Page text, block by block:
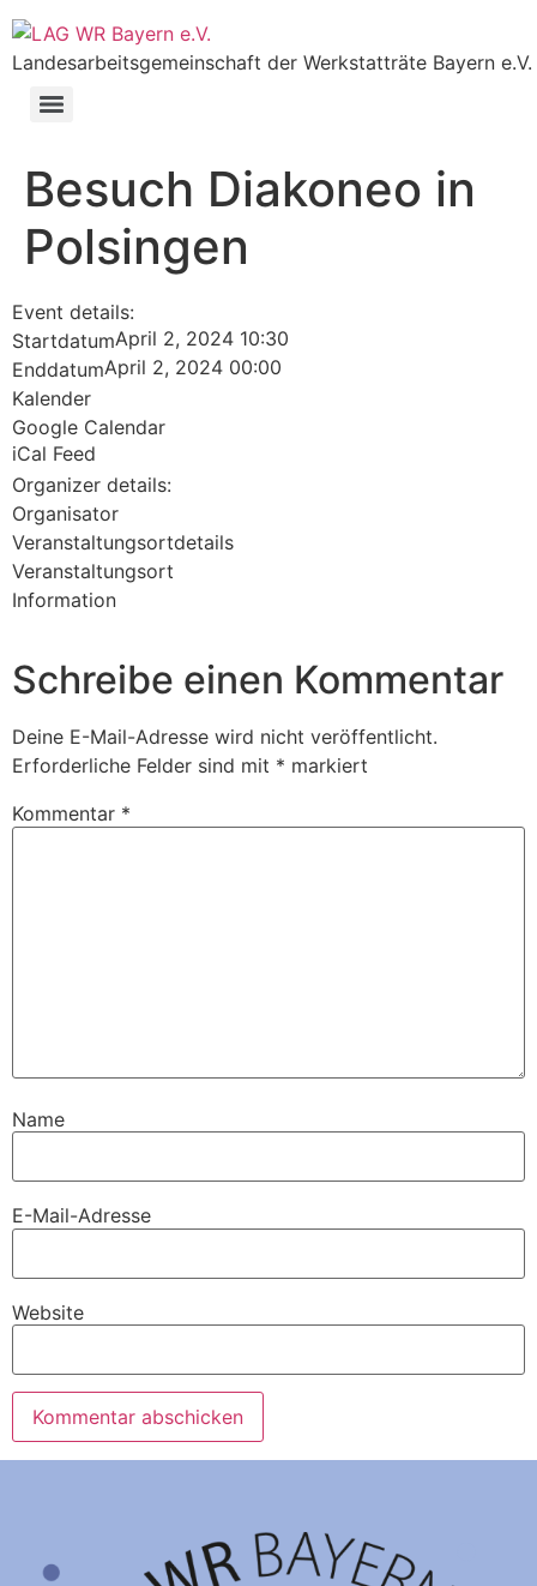
Landesarbeitsgemeinschaft der Werkstatträte Bayern e.V.
Besuch Diakoneo in
Polsingen
Event details:
StartdatumApril 2, 2024 10:30
EnddatumApril 2, 2024 00:00
Kalender
Google Calendar
iCal Feed
Organizer details:
Organisator
Veranstaltungsortdetails
Veranstaltungsort
Information
Schreibe einen Kommentar
Deine E-Mail-Adresse wird nicht veröffentlicht.
Erforderliche Felder sind mit * markiert
Kommentar *
Name
E-Mail-Adresse
Website